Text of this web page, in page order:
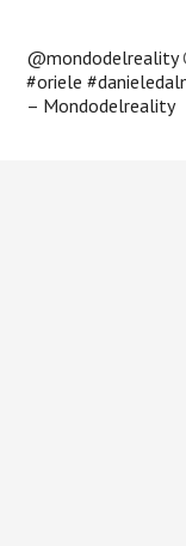
@mondodelreality
#oriele
– Mondodelreality